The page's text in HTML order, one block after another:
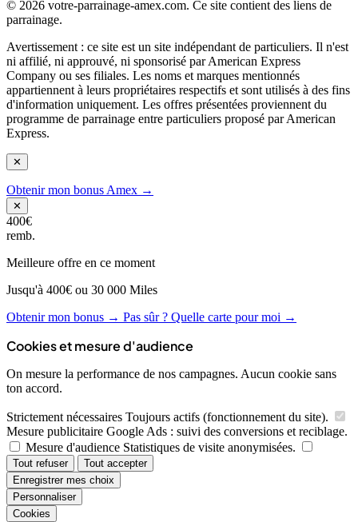
© 2026 votre-parrainage-amex.com. Ce site contient des liens de
parrainage.
Avertissement : ce site est un site indépendant de particuliers. Il n'est
ni affilié, ni approuvé, ni sponsorisé par American Express
Company ou ses filiales. Les noms et marques mentionnés
appartiennent à leurs propriétaires respectifs et sont utilisés à des fins
d'information uniquement. Les offres présentées proviennent du
programme de parrainage entre particuliers proposé par American
Express.
✕
Obtenir mon bonus Amex →
✕
400€
remb.
Meilleure offre en ce moment
Jusqu'à 400€ ou 30 000 Miles
Obtenir mon bonus → Pas sûr ? Quelle carte pour moi →
Cookies et mesure d'audience
On mesure la performance de nos campagnes. Aucun cookie sans
ton accord.
Strictement nécessaires Toujours actifs (fonctionnement du site).
Mesure publicitaire Google Ads : suivi des conversions et reciblage.
Mesure d'audience Statistiques de visite anonymisées.
Tout refuser
Tout accepter
Enregistrer mes choix
Personnaliser
Cookies